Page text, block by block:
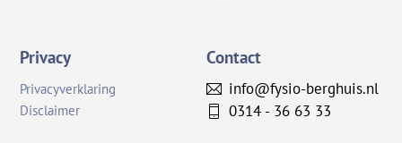
Privacy
Privacyverklaring
Disclaimer
Contact
info@fysio-berghuis.nl
0314 - 36 63 33